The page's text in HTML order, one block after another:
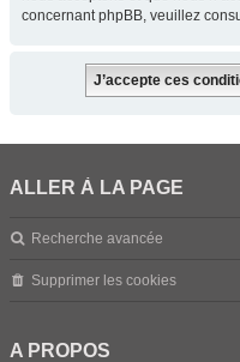
concernant phpBB, veuillez
ALLER À LA PAGE
Recherche avancée
Supprimer les cookies
A PROPOS